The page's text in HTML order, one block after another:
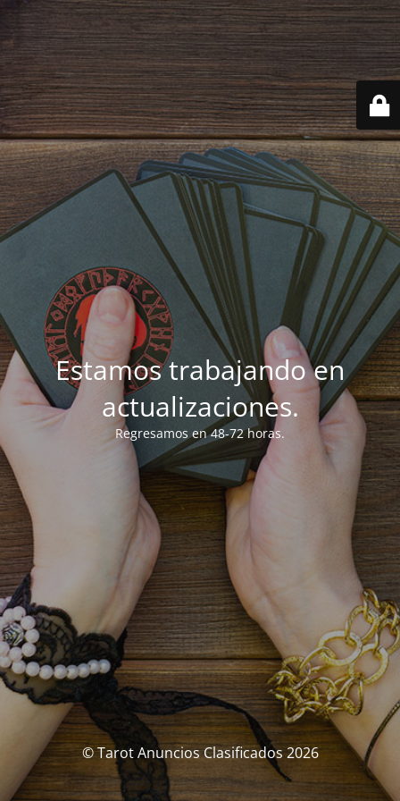
Estamos trabajando en
actualizaciones.
Regresamos en 48-72 horas.
© Tarot Anuncios Clasificados 2026